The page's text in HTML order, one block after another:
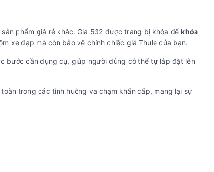
phẩm giá rẻ khác. Giá 532 được trang bị khóa đểkhóa
xe đạp mà còn bảo vệ chính chiếc giá Thule của bạn.
bước cần dụng cụ, giúp người dùng có thể tự lắp đặt lên
trong các tình huống va chạm khẩn cấp, mang lại sự